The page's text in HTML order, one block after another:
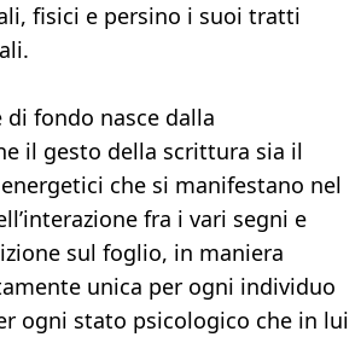
fisici e persino i suoi tratti
di fondo nasce dalla
il gesto della scrittura sia il
che si manifestano nel
fra i vari segni e
sul foglio, in maniera
unica per ogni individuo
ogni stato psicologico che in lui